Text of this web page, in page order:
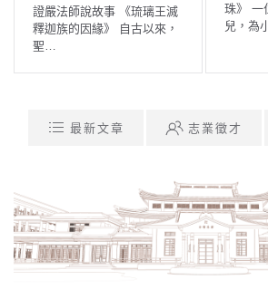
證嚴法師說故事 《琉璃王滅
釋迦族的因緣》 自古以來，
聖…
珠》 一
兒，為
最新文章 志業徵才